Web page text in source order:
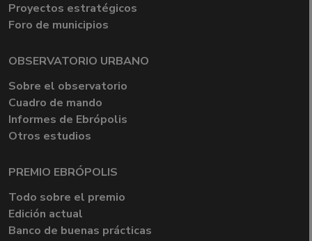
Proyectos estratégicos
Foro de municipios
OBSERVATORIO URBANO
Sobre el observatorio
Cuadro de mando
Informes de Ebrópolis
Otros estudios
PREMIO EBRÓPOLIS
Todo sobre el premio
Edición actual
Banco de buenas prácticas